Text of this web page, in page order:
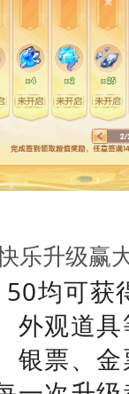
乐升级赢
均可获
外观道
银票、